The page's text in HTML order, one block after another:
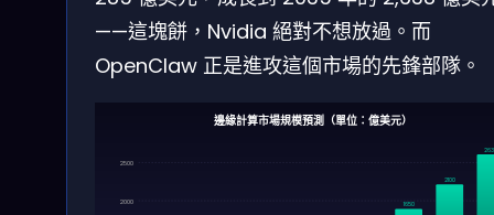
——這塊餅，Nvidia 絕對不想放過。而
OpenClaw 正是進攻這個市場的先鋒部隊。
邊緣計算市場規模預測（單位：億美元）
2000
2500
1650
2100